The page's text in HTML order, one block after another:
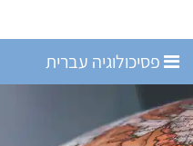
פסיכולוגיה עברית